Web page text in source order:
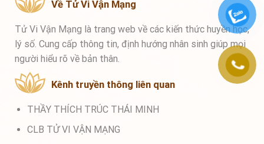
Về Tử Vi Vận Mạng
Tử Vi Vận Mạng là trang web về các kiến thức huyền học,
lý số. Cung cấp thông tin, định hướng nhân sinh giúp mọi
người hiểu rõ về bản thân.
Kênh truyền thông liên quan
THẦY THÍCH TRÚC THÁI MINH
CLB TỬ VI VẬN MẠNG